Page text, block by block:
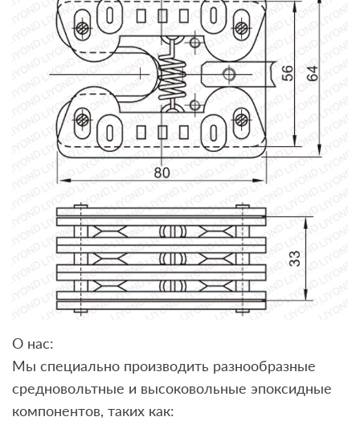
О нас:
Мы специально производить разнообразные
средновольтные и высоковольные эпоксидные
компонентов, таких как: